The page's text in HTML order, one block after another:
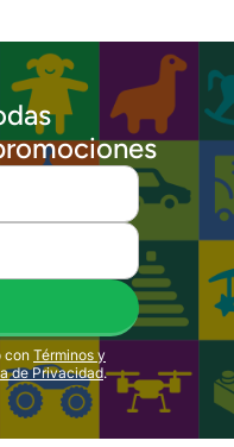
con Términos y
de Privacidad.